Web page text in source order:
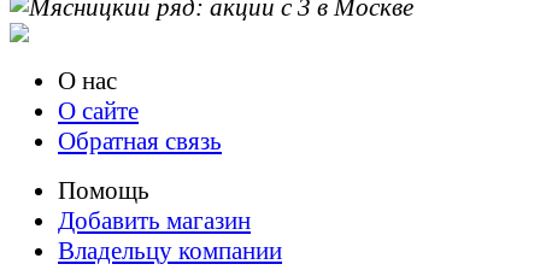
О нас
О сайте
Обратная связь
Помощь
Добавить магазин
Владельцу компании